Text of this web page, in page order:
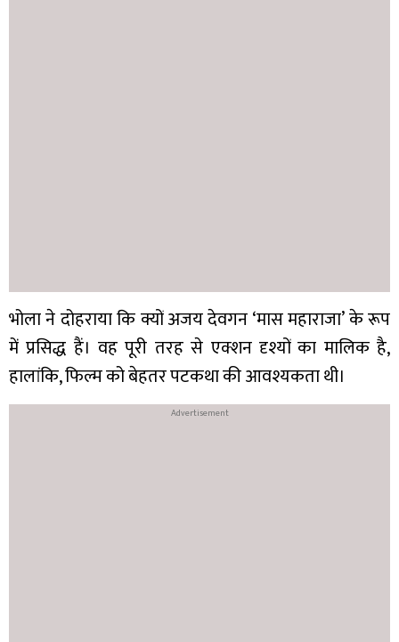
भोला ने दोहराया कि क्यों अजय देवगन ‘मास महाराजा’ के रूप
में प्रसिद्ध हैं। वह पूरी तरह से एक्शन दृश्यों का मालिक है,
हालांकि, फिल्म को बेहतर पटकथा की आवश्यकता थी।